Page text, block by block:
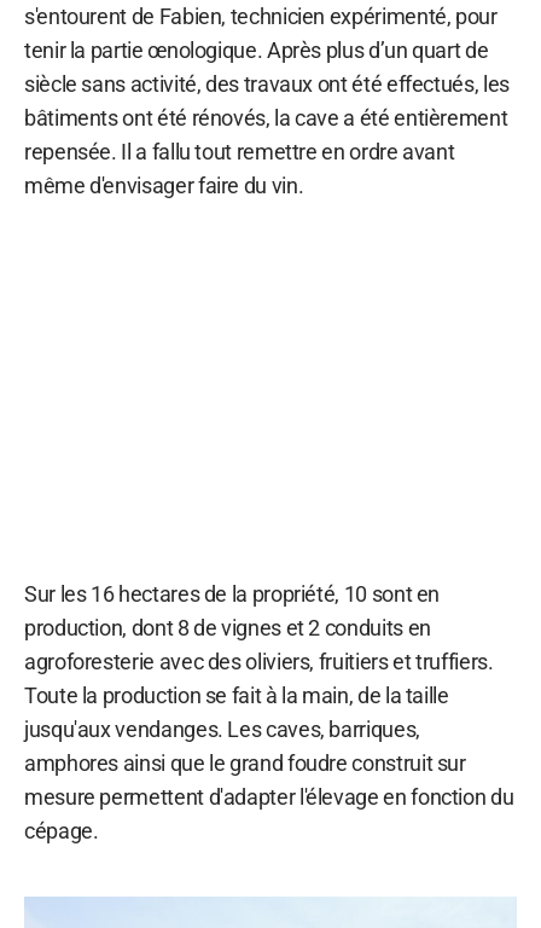
s'entourent de Fabien, technicien expérimenté, pour
tenir la partie œnologique. Après plus d’un quart de
siècle sans activité, des travaux ont été effectués, les
bâtiments ont été rénovés, la cave a été entièrement
repensée. Il a fallu tout remettre en ordre avant
même d'envisager faire du vin.
Sur les 16 hectares de la propriété, 10 sont en
production, dont 8 de vignes et 2 conduits en
agroforesterie avec des oliviers, fruitiers et truffiers.
Toute la production se fait à la main, de la taille
jusqu'aux vendanges. Les caves, barriques,
amphores ainsi que le grand foudre construit sur
mesure permettent d'adapter l'élevage en fonction du
cépage.